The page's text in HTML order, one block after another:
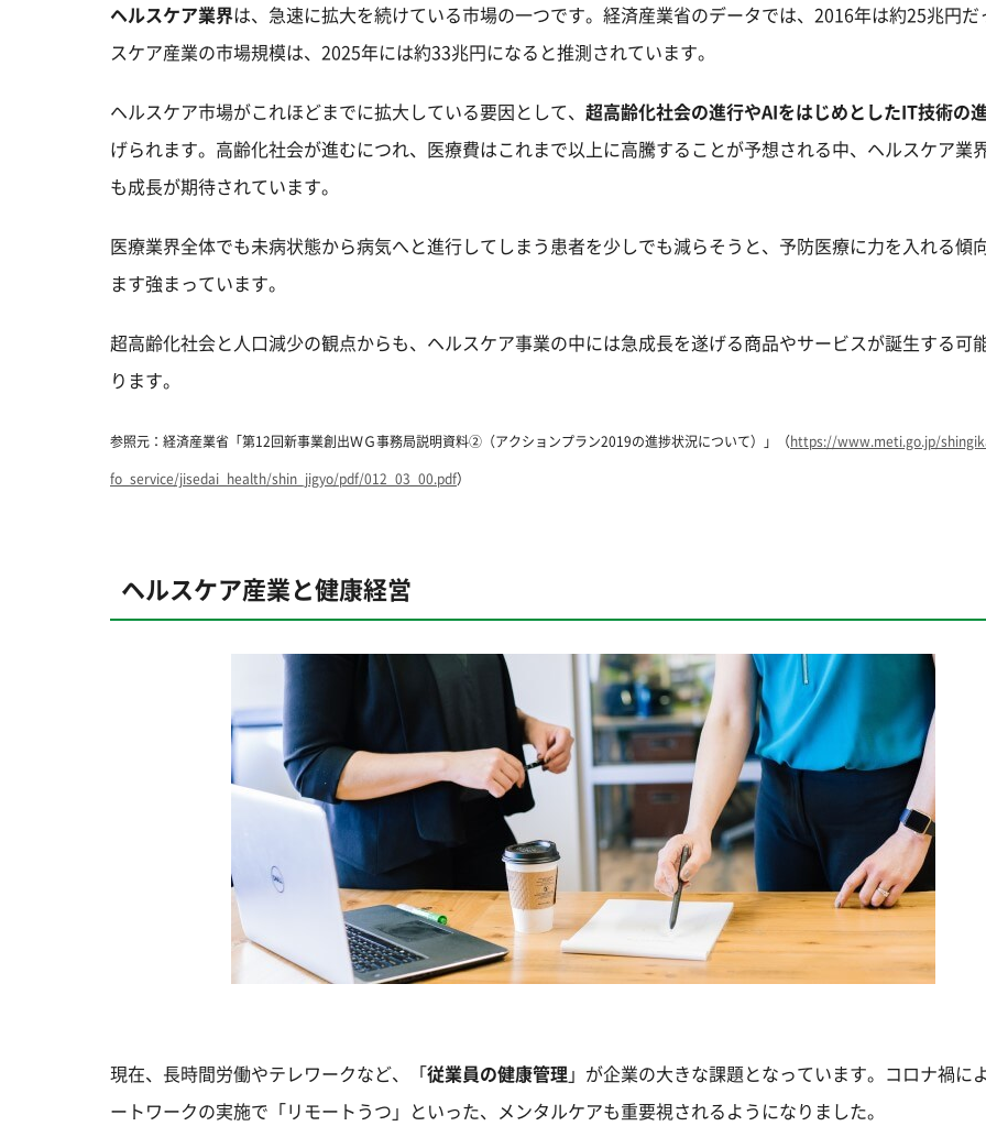
ヘルスケア業界は、急速に拡大を続けている市場の一つです。経済産業省のデータでは、2016年は約25兆円だ
スケア産業の市場規模は、2025年には約33兆円になると推測されています。
ヘルスケア市場がこれほどまでに拡大している要因として、 超高齢化社会の進行やAIをはじめとしたIT技術の
げられます。高齢化社会が進むにつれ、医療費はこれまで以上に高騰することが予想される中、ヘルスケア業
も成長が期待されています。
医療業界全体でも未病状態から病気へと進行してしまう患者を少しでも減らそうと、予防医療に力を入れる傾
ます強まっています。
超高齢化社会と人口減少の観点からも、ヘルスケア事業の中には急成長を遂げる商品やサービスが誕生する可
ります。
参照元：経済産業省「第12回新事業創出ＷＧ事務局説明資料②（アクションプラン2019の進捗状況について）」（https://www.meti.go.jp/
fo_service/jisedai_health/shin_jigyo/pdf/012_03_00.pdf）
ヘルスケア産業と健康経営
現在、長時間労働やテレワークなど、「従業員の健康管理」が企業の大きな課題となっています。コロナ禍に
ートワークの実施で「リモートうつ」といった、メンタルケアも重要視されるようになりました。